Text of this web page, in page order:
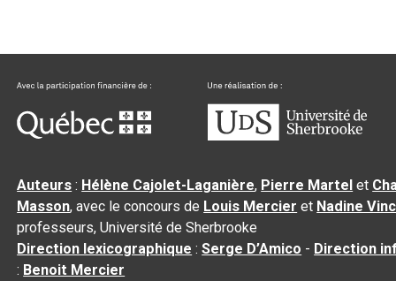
Auteurs : Hélène Cajolet-Laganière, Pierre Martel et
Masson, avec le concours de Louis Mercier et Nadine
professeurs, Université de Sherbrooke
Direction lexicographique :Serge D’Amico - Direction
: Benoit Mercier